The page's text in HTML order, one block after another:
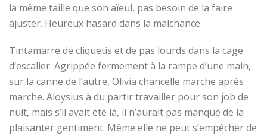
la même taille que son aïeul, pas besoin de la faire
ajuster. Heureux hasard dans la malchance.
Tintamarre de cliquetis et de pas lourds dans la cage
d’escalier. Agrippée fermement à la rampe d’une main,
sur la canne de l’autre, Olivia chancelle marche après
marche. Aloysius à du partir travailler pour son job de
nuit, mais s’il avait été là, il n’aurait pas manqué de la
plaisanter gentiment. Même elle ne peut s’empêcher de